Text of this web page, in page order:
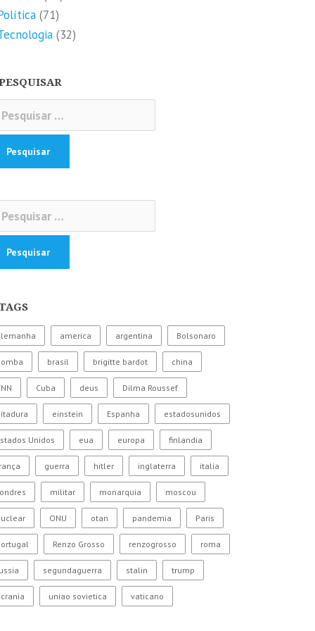
(71)
(32)
america argentina Bolsonaro
brasil brigitte bardot china
Cuba deus Dilma Roussef
einstein Espanha estadosunidos
Unidos eua europa finlandia
guerra hitler inglaterra italia
militar monarquia moscou
ONU otan pandemia Paris
Renzo Grosso renzogrosso roma
segundaguerra stalin trump
uniao sovietica vaticano